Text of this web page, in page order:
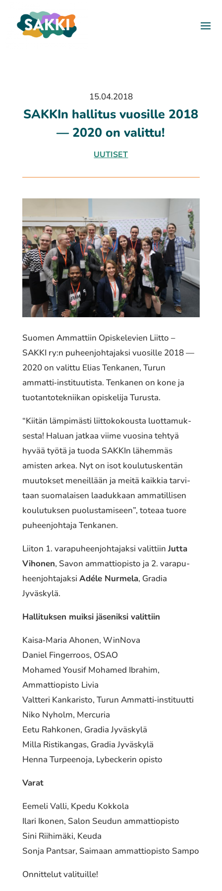
15.04.2018
SAKKIn halli­tus vuosil­le 2018
— 2020 on valittu!
UUTISET
Suomen Ammattiin Opiskelevien Liitto –
SAKKI ry:n puheen­joh­ta­jak­si vuosil­le 2018 —
2020 on valittu Elias Tenkanen, Turun
ammatti‐instituutista. Tenkanen on kone ja
tuotan­to­tek­nii­kan opis­ke­li­ja Turusta.
“Kiitän lämpi­mäs­ti liit­to­ko­kous­ta luot­ta­muk­
ses­ta! Haluan jatkaa viime vuosina tehtyä
hyvää työtä ja tuoda SAKKIn lähem­mäs
amisten arkea. Nyt on isot koulu­tus­ken­tän
muutok­set meneil­lään ja meitä kaikkia tarvi­
taan suoma­lai­sen laaduk­kaan amma­til­li­sen
koulu­tuk­sen puolus­ta­mi­seen”, toteaa tuore
puheen­joh­ta­ja Tenkanen.
Liiton 1. vara­pu­heen­joh­ta­jak­si valit­tiinJutta
Vihonen, Savon ammat­tio­pis­to ja 2. vara­pu­
heen­joh­ta­jak­si Adéle Nurmela, Gradia
Jyväskylä.
Hallituksen muiksi jäse­nik­si valit­tiin
Kaisa‐Maria Ahonen, WinNova
Daniel Fingerroos, OSAO
Mohamed Yousif Mohamed Ibrahim,
Ammattiopisto Livia
Valtteri Kankaristo, Turun Ammatti‐instituutti
Niko Nyholm, Mercuria
Eetu Rahkonen, Gradia Jyväskylä
Milla Ristikangas, Gradia Jyväskylä
Henna Turpeenoja, Lybeckerin opisto
Varat
Eemeli Valli, Kpedu Kokkola
Ilari Ikonen, Salon Seudun ammat­tio­pis­to
Sini Riihimäki, Keuda
Sonja Pantsar, Saimaan ammat­tio­pis­to Sampo
Onnittelut vali­tuil­le!